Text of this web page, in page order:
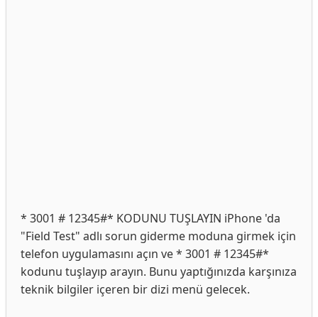
* 3001 # 12345#* KODUNU TUŞLAYIN iPhone 'da
"Field Test" adlı sorun giderme moduna girmek için
telefon uygulamasını açın ve * 3001 # 12345#*
kodunu tuşlayıp arayın. Bunu yaptığınızda karşınıza
teknik bilgiler içeren bir dizi menü gelecek.